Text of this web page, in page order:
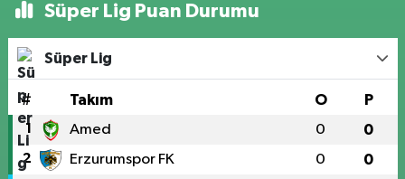
Süper Lig Puan Durumu
Süper Lig
# Takım O P
1 Amed 0 0
2 Erzurumspor FK 0 0